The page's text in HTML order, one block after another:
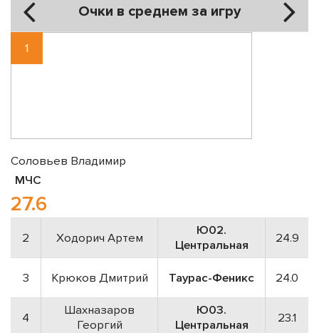
Очки в среднем за игру
1
Соловьев Владимир
МЧС
27.6
2 Ходорич Артем
Ю02.
Центральная
24.9
3 Крюков Дмитрий Таурас-Феникс 24.0
4
Шахназаров
Георгий
Ю03.
Центральная
23.1